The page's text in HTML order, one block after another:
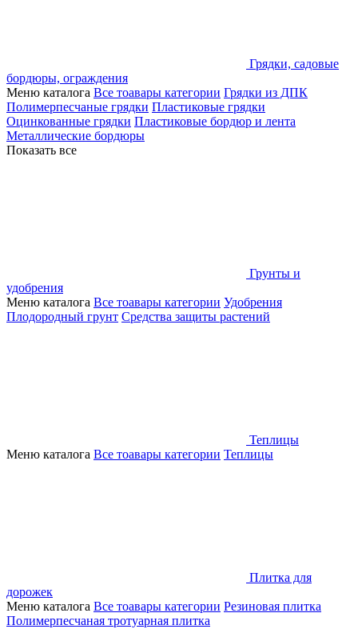
Грядки, садовые
бордюры, ограждения
Меню каталога Все тоавары категории Грядки из ДПК
Полимерпесчаные грядки Пластиковые грядки
Оцинкованные грядки Пластиковые бордюр и лента
Металлические бордюры
Показать все
Грунты и
удобрения
Меню каталога Все тоавары категории Удобрения
Плодородный грунт Средства защиты растений
Теплицы
Меню каталога Все тоавары категории Теплицы
Плитка для
дорожек
Меню каталога Все тоавары категории Резиновая плитка
Полимерпесчаная тротуарная плитка